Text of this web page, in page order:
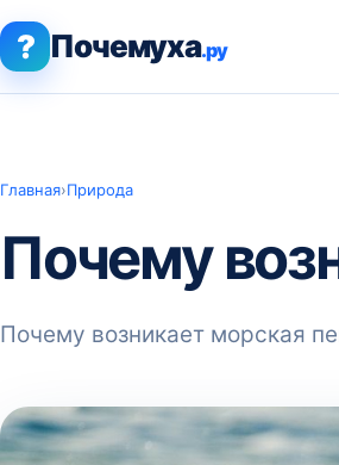
? Почемуха.ру
Главная›Природа
Почему
Почему возникает морская